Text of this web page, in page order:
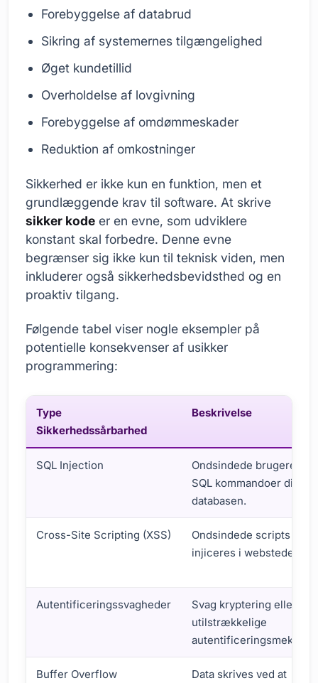
Forebyggelse af databrud
Sikring af systemernes tilgængelighed
Øget kundetillid
Overholdelse af lovgivning
Forebyggelse af omdømmeskader
Reduktion af omkostninger
Sikkerhed er ikke kun en funktion, men et
grundlæggende krav til software. At skrive
sikker kode er en evne, som udviklere
konstant skal forbedre. Denne evne
begrænser sig ikke kun til teknisk viden, men
inkluderer også sikkerhedsbevidsthed og en
proaktiv tilgang.
Følgende tabel viser nogle eksempler på
potentielle konsekvenser af usikker
programmering:
Type
Sikkerhedssårbarhed
Beskrivelse
SQL Injection
Ondsindede brugere
SQL kommandoer
databasen.
Cross-Site Scripting (XSS)
Ondsindede scripts
injiceres i websteder.
Autentificeringssvagheder
Svag kryptering eller
utilstrækkelige
Buffer Overflow Data skrives ved at